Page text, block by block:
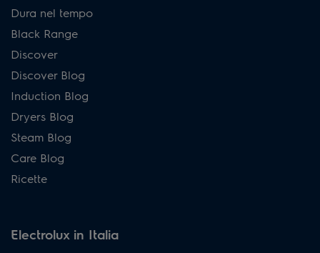
Dura nel tempo
Black Range
Discover
Discover Blog
Induction Blog
Dryers Blog
Steam Blog
Care Blog
Ricette
Electrolux in Italia